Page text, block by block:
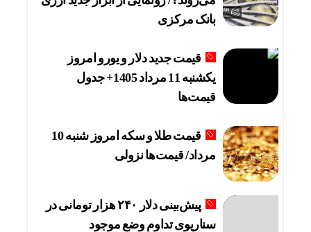
بانک مرکزی
قیمت جدید دلار و یورو امروز
یکشنبه 11 مرداد 1405+ جدول
قیمت‌ها
قیمت طلا و سکه امروز شنبه 10
مرداد/ قیمت‌ها نزولی
پیش‌بینی دلار ۲۴۰ هزار تومانی در
سناریوی تداوم وضع موجود